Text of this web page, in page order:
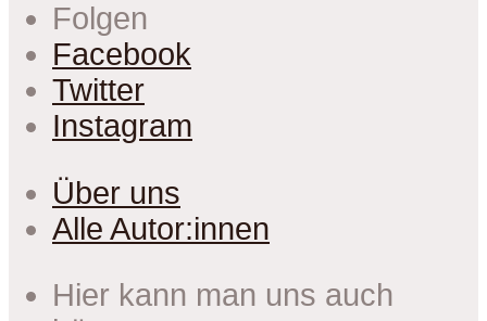
Folgen
Facebook
Twitter
Instagram
Über uns
Alle Autor:innen
Hier kann man uns auch